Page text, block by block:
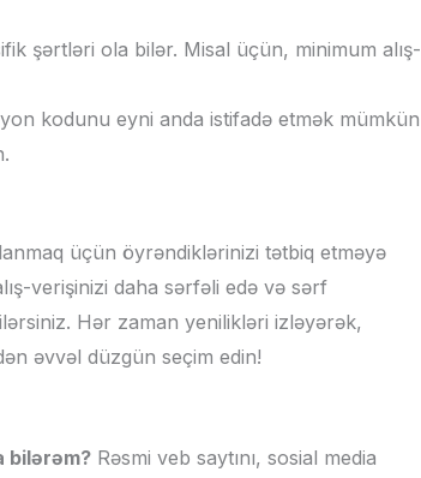
şərtləri ola bilər. Misal üçün, minimum alış-
kodunu eyni anda istifadə etmək mümkün
üçün öyrəndiklərinizi tətbiq etməyə
verişinizi daha sərfəli edə və sərf
Hər zaman yenilikləri izləyərək,
əvvəl düzgün seçim edin!
bilərəm? Rəsmi veb saytını, sosial media